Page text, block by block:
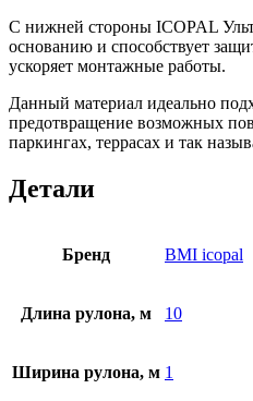
С нижней стороны ICOPAL
основанию и способствует
ускоряет монтажные работы.
Данный материал идеально
предотвращение возможных
паркингах, террасах и так
Детали
Бренд BMI icopal
Длина рулона, м 10
Ширина рулона, м 1